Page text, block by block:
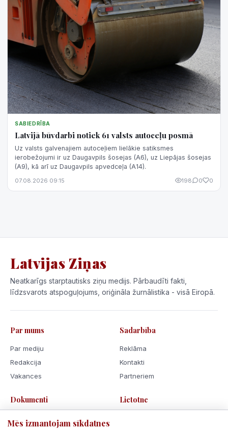
SABIEDRĪBA
Latvijā būvdarbi notiek 61 valsts autoceļu posmā
Uz valsts galvenajiem autoceļiem lielākie satiksmes
ierobežojumi ir uz Daugavpils šosejas (A6), uz Liepājas šosejas
(A9), kā arī uz Daugavpils apvedceļa (A14).
07.08.2026 09:15 198 0 0
Latvijas Ziņas
Neatkarīgs starptautisks ziņu medijs. Pārbaudīti fakti,
līdzsvarots atspoguļojums, oriģināla žurnālistika - visā Eiropā.
Par mums
Par mediju
Redakcija
Vakances
Sadarbība
Reklāma
Kontakti
Partneriem
Dokumenti Lietotne
Mēs izmantojam sīkdatnes